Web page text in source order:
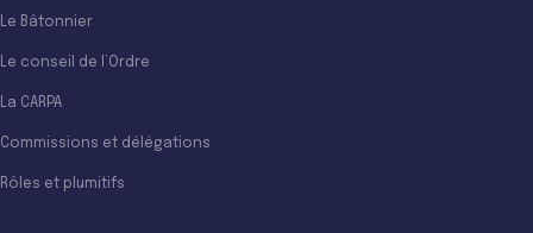
Le Bâtonnier
Le conseil de l’Ordre
La CARPA
Commissions et délégations
Rôles et plumitifs